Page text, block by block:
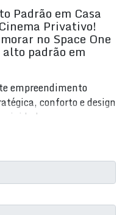
Padrão em Casa
Privativo!
no Space One
padrão em
empreendimento
conforto e design
e segurança em